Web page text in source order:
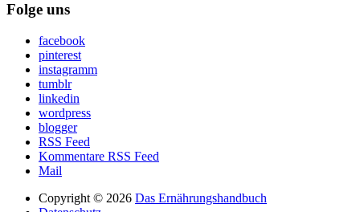
Folge uns
facebook
pinterest
instagramm
tumblr
linkedin
wordpress
blogger
RSS Feed
Kommentare RSS Feed
Mail
Copyright © 2026 Das Ernährungshandbuch